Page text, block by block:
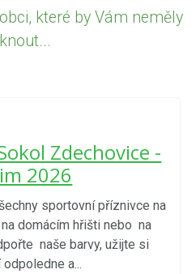
které by Vám neměly
Zdechovice -
2026
sportovní příznivce na
domácím hřišti nebo na
naše barvy, užijte si
a...